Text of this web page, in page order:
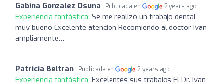
Gabina Gonzalez Osuna Publicada en 2 years ago
Experiencia fantástica: Se me realizó un trabajo dental
muy bueno Excelente atencion Recomiendo al doctor Ivan
ampliamente…
Patricia Beltran Publicada en 2 years ago
Experiencia fantástica: Excelentes sus trabajos El Dr. Ivan